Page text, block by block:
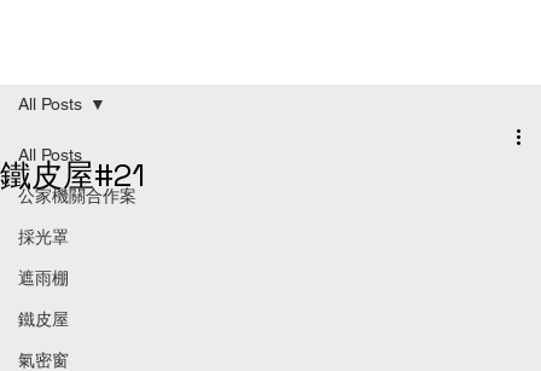
All Posts
公家機關合作案
採光罩
遮雨棚
鐵皮屋
氣密窗
All Posts
鐵皮屋#21